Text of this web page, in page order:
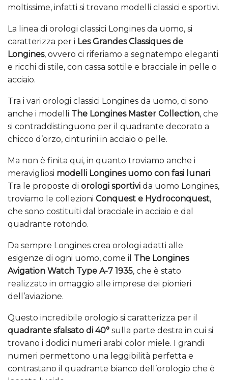
moltissime, infatti si trovano modelli classici e sportivi.
La linea di orologi classici Longines da uomo, si
caratterizza per i Les Grandes Classiques de
Longines, ovvero ci riferiamo a segnatempo eleganti
e ricchi di stile, con cassa sottile e bracciale in pelle o
acciaio.
Tra i vari orologi classici Longines da uomo, ci sono
anche i modelli The Longines Master Collection, che
si contraddistinguono per il quadrante decorato a
chicco d’orzo, cinturini in acciaio o pelle.
Ma non è finita qui, in quanto troviamo anche i
meravigliosi modelli Longines uomo con fasi lunari.
Tra le proposte di orologi sportivi da uomo Longines,
troviamo le collezioni Conquest e Hydroconquest,
che sono costituiti dal bracciale in acciaio e dal
quadrante rotondo.
Da sempre Longines crea orologi adatti alle
esigenze di ogni uomo, come il The Longines
Avigation Watch Type A-7 1935, che è stato
realizzato in omaggio alle imprese dei pionieri
dell’aviazione.
Questo incredibile orologio si caratterizza per il
quadrante sfalsato di 40° sulla parte destra in cui si
trovano i dodici numeri arabi color miele. I grandi
numeri permettono una leggibilità perfetta e
contrastano il quadrante bianco dell’orologio che è